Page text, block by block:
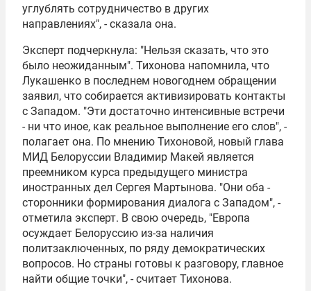
углублять сотрудничество в других
направлениях", - сказала она.
Эксперт подчеркнула: "Нельзя сказать, что это
было неожиданным". Тихонова напомнила, что
Лукашенко в последнем новогоднем обращении
заявил, что собирается активизировать контакты
с Западом. "Эти достаточно интенсивные встречи
- ни что иное, как реальное выполнение его слов", -
полагает она. По мнению Тихоновой, новый глава
МИД Белоруссии Владимир Макей является
преемником курса предыдущего министра
иностранных дел Сергея Мартынова. "Они оба -
сторонники формирования диалога с Западом", -
отметила эксперт. В свою очередь, "Европа
осуждает Белоруссию из-за наличия
политзаключенных, по ряду демократических
вопросов. Но страны готовы к разговору, главное
найти общие точки", - считает Тихонова.